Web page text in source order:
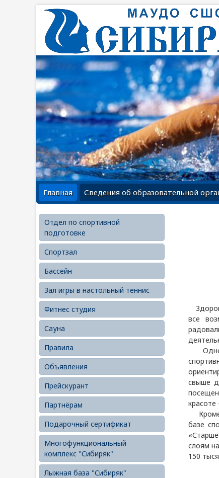
Главная Сведения об образовательной
Отдел по спортивной
подготовке
Спортзал
Бассейн
Зал игры в настольный теннис
Фитнес студия
Сауна
Правила
Объявления
Прейскурант
Партнёрам
Подарочный сертификат
Многофункциональный
комплекс "Сибиряк"
Лыжная база "Сибиряк"
все
свыше
красоте
Кроме
базе
слоям
150